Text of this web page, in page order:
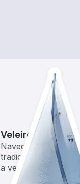
Veleiros
Navegue com estes
tradicionais barcos
a vento